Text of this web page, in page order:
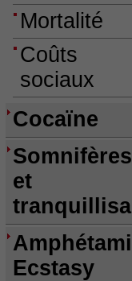
Mortalité
Coûts
sociaux
Cocaïne
Somnifères
et
Ecstasy